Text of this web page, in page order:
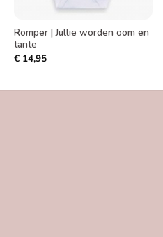
Romper | Jullie worden oom en
tante
€14,95